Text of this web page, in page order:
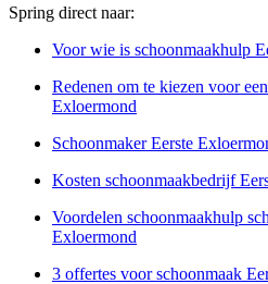
Spring direct naar:
Voor wie is schoonmaakhulp
Redenen om te kiezen voor
Exloermond
Schoonmaker Eerste
Kosten schoonmaakbedrijf
Voordelen schoonmaakhulp
Exloermond
3 offertes voor schoonmaak